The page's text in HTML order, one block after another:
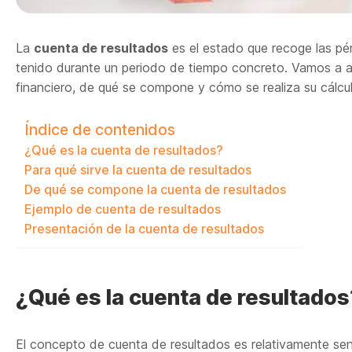
La cuenta de resultados es el estado que recoge las
tenido durante un periodo de tiempo concreto. Vamos a
financiero, de qué se compone y cómo se realiza su
Índice de contenidos
¿Qué es la cuenta de resultados?
Para qué sirve la cuenta de resultados
De qué se compone la cuenta de resultados
Ejemplo de cuenta de resultados
Presentación de la cuenta de resultados
¿Qué es la cuenta de
El concepto de cuenta de resultados es relativamente